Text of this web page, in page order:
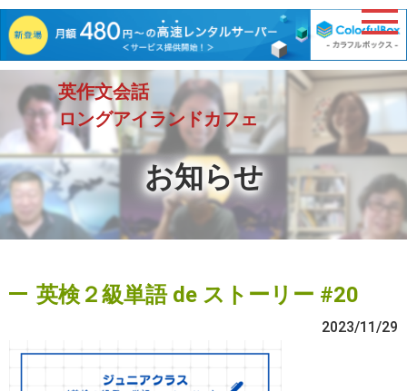
英作文会話
ロングアイランドカフェ
お知らせ
英検２級単語 de ストーリー #20
2023/11/29